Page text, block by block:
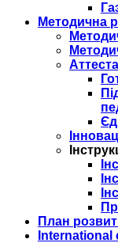
Методична
План